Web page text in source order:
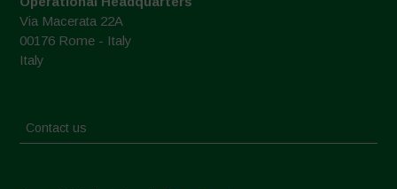
Via Macerata 22A
00176 Rome - Italy
Italy
Contact us